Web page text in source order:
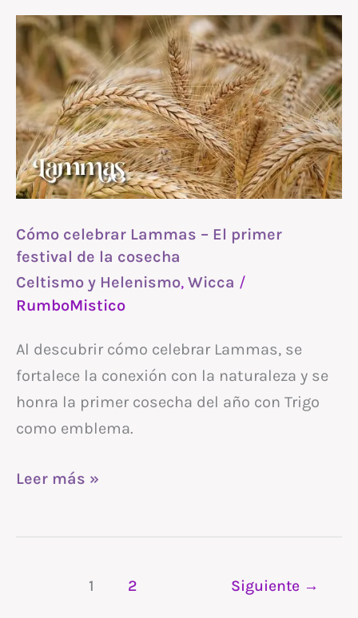
Cómo celebrar Lammas – El primer
festival de la cosecha
Celtismo y Helenismo, Wicca /
RumboMistico
Al descubrir cómo celebrar Lammas, se
fortalece la conexión con la naturaleza y se
honra la primer cosecha del año con Trigo
como emblema.
Cómo
celebrar
Lammas
–
El
primer
festival
la
cosecha
Leer más »
1 2 Siguiente →